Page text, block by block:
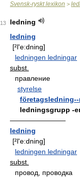
Svensk-ryskt lexikon >
13
ledning
ledning
[²l'e:dning]
ledningen ledningar
subst.
правление
styrelse
företagsledning--
ledningsgrupp -
————————
ledning
[²l'e:dning]
ledningen ledningar
subst.
провод, проводка